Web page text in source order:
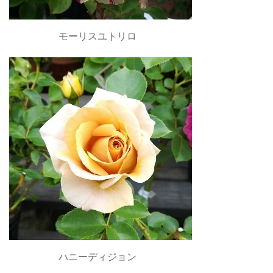
モーリスユトリロ
ハニーディジョン